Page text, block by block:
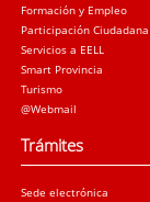
Formación y Empleo
Participación Ciudadana
Servicios a EELL
Smart Provincia
Turismo
@Webmail
Trámites
Sede electrónica